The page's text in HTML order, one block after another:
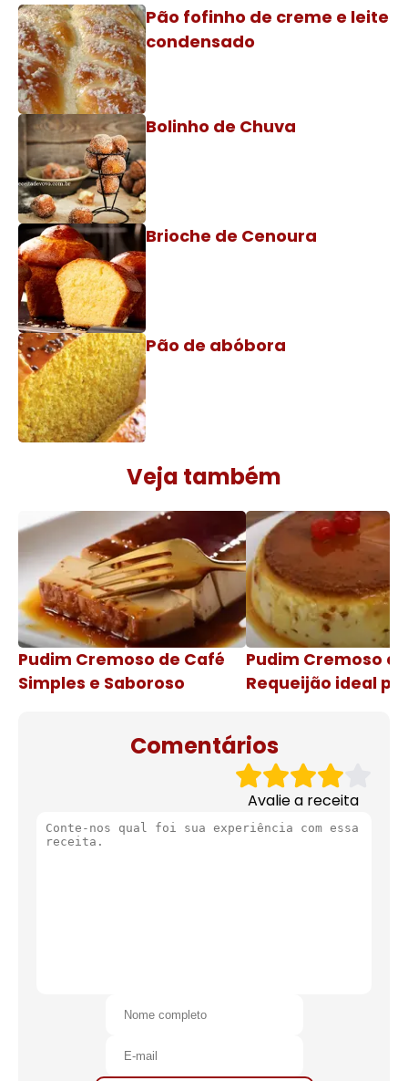
Pão fofinho de creme e leite
condensado
Bolinho de Chuva
Brioche de Cenoura
Pão de abóbora
Veja também
Pudim Cremoso de Café
Simples e Saboroso
Pudim Cremoso
Requeijão ideal
Comentários
Avalie a receita